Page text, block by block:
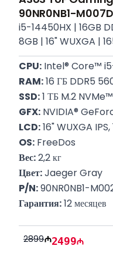
90NR0NB1-
i5-14450HX | 16GB
8GB | 16" WUXGA |
CPU: Intel® Core™
RAM: 16 ГБ DDR5
SSD: 1 ТБ M.2
GFX: NVIDIA®
LCD: 16" WUXGA IPS,
OS: FreeDos
Вес: 2,2 кг
Цвет: Jaeger Gray
P/N: 90NR0NB1-
Гарантия: 12 месяцев
2899 2499